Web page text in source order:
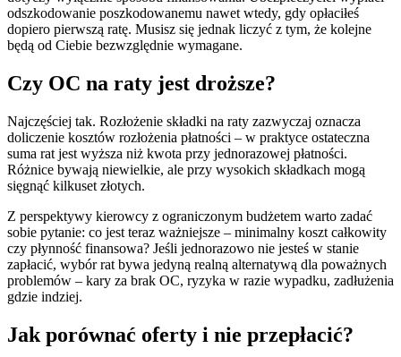
odszkodowanie poszkodowanemu nawet wtedy, gdy opłaciłeś
dopiero pierwszą ratę. Musisz się jednak liczyć z tym, że kolejne
będą od Ciebie bezwzględnie wymagane.
Czy OC na raty jest droższe?
Najczęściej tak. Rozłożenie składki na raty zazwyczaj oznacza
doliczenie kosztów rozłożenia płatności – w praktyce ostateczna
suma rat jest wyższa niż kwota przy jednorazowej płatności.
Różnice bywają niewielkie, ale przy wysokich składkach mogą
sięgnąć kilkuset złotych.
Z perspektywy kierowcy z ograniczonym budżetem warto zadać
sobie pytanie: co jest teraz ważniejsze – minimalny koszt całkowity
czy płynność finansowa? Jeśli jednorazowo nie jesteś w stanie
zapłacić, wybór rat bywa jedyną realną alternatywą dla poważnych
problemów – kary za brak OC, ryzyka w razie wypadku, zadłużenia
gdzie indziej.
Jak porównać oferty i nie przepłacić?